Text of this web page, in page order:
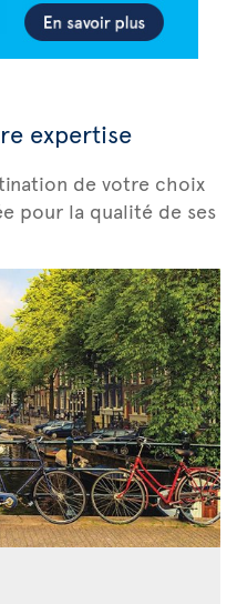
expertise
de votre choix
pour la qualité de ses